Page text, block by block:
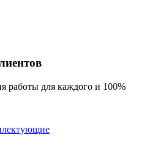
работы для каждого и 100%